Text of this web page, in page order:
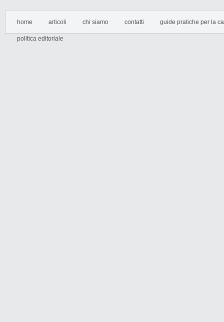
home articoli chi siamo contatti guide pratiche per la
politica editoriale